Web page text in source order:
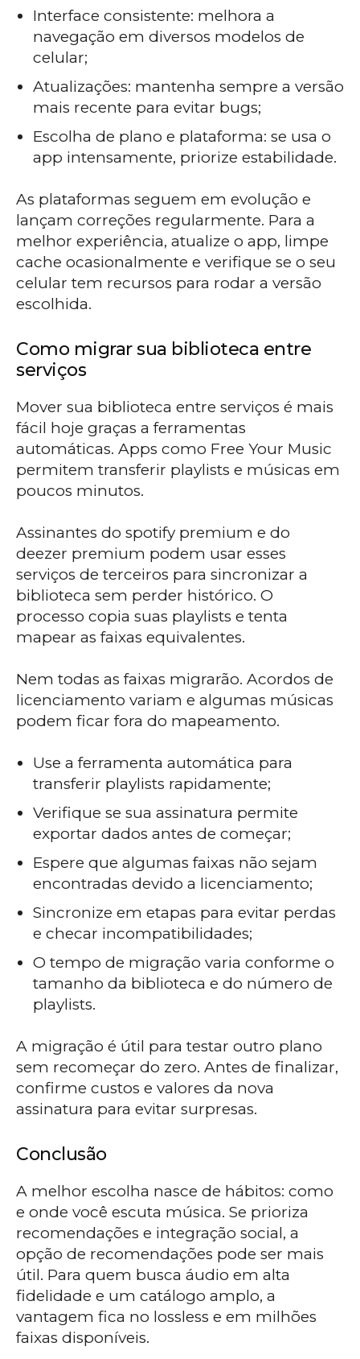
Interface consistente: melhora a
navegação em diversos modelos de
celular;
Atualizações: mantenha sempre a versão
mais recente para evitar bugs;
Escolha de plano e plataforma: se usa o
app intensamente, priorize estabilidade.
As plataformas seguem em evolução e
lançam correções regularmente. Para a
melhor experiência, atualize o app, limpe
cache ocasionalmente e verifique se o seu
celular tem recursos para rodar a versão
escolhida.
Como migrar sua biblioteca entre
serviços
Mover sua biblioteca entre serviços é mais
fácil hoje graças a ferramentas
automáticas. Apps como Free Your Music
permitem transferir playlists e músicas em
poucos minutos.
Assinantes do spotify premium e do
deezer premium podem usar esses
serviços de terceiros para sincronizar a
biblioteca sem perder histórico. O
processo copia suas playlists e tenta
mapear as faixas equivalentes.
Nem todas as faixas migrarão. Acordos de
licenciamento variam e algumas músicas
podem ficar fora do mapeamento.
Use a ferramenta automática para
transferir playlists rapidamente;
Verifique se sua assinatura permite
exportar dados antes de começar;
Espere que algumas faixas não sejam
encontradas devido a licenciamento;
Sincronize em etapas para evitar perdas
e checar incompatibilidades;
O tempo de migração varia conforme o
tamanho da biblioteca e do número de
playlists.
A migração é útil para testar outro plano
sem recomeçar do zero. Antes de finalizar,
confirme custos e valores da nova
assinatura para evitar surpresas.
Conclusão
A melhor escolha nasce de hábitos: como
e onde você escuta música. Se prioriza
recomendações e integração social, a
opção de recomendações pode ser mais
útil. Para quem busca áudio em alta
fidelidade e um catálogo amplo, a
vantagem fica no lossless e em milhões
faixas disponíveis.